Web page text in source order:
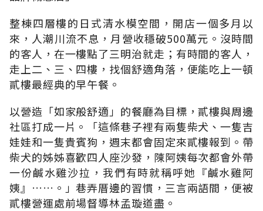
整棟四層樓的日式清水模空間，開店一個多月以
來，人潮川流不息，月營收穩破500萬元。沒時間
的客人，在一樓點了三明治就走；有時間的客人，
走上二、三、四樓，找個舒適角落，便能吃上一頓
貳樓最經典的早午餐。
以營造「如家般舒適」的餐廳為目標，貳樓與周邊
社區打成一片。「這條巷子裡有兩隻柴犬、一隻吉
娃娃和一隻貴賓狗，週末都會固定來貳樓報到。帶
柴犬的姊姊喜歡四人座沙發，陳阿姨每次都會外帶
一份鹹水雞沙拉，我們有時就稱呼她『鹹水雞阿
姨』……。」巷弄厝邊的習慣，三言兩語間，便被
貳樓營運處前場督導林孟璇道盡。